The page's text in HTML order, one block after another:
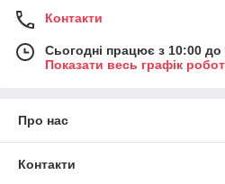
Контакти
Сьогодні працює з 10:00 до
Показати весь графік
Про нас
Контакти